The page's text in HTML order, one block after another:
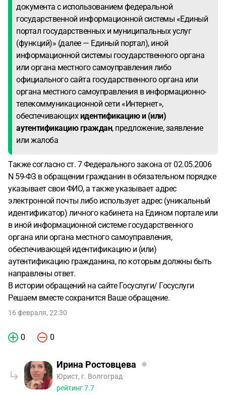
документа с использованием федеральной
государственной информационной системы «Единый
портал государственных и муниципальных услуг
(функций)» (далее — Единый портал), иной
информационной системы государственного органа
или органа местного самоуправления либо
официального сайта государственного органа или
органа местного самоуправления в информационно-
телекоммуникационной сети «Интернет»,
обеспечивающихидентификацию и (или)
аутентификацию граждан, предложение, заявление
или жалоба
Также согласно ст. 7 Федерального закона от 02.05.2006
N 59-ФЗ в обращении гражданин в обязательном порядке
указывает свои ФИО, а также указывает адрес
электронной почты либо использует адрес (уникальный
идентификатор) личного кабинета на Едином портале или
в иной информационной системе государственного
органа или органа местного самоуправления,
обеспечивающей идентификацию и (или)
аутентификацию гражданина, по которым должны быть
направлены ответ.
В истории обращений на сайте Госуслуги/ Госуслуги
Решаем вместе сохранится Ваше обращение.
16 февраля, 22:30
0 0
Ирина Ростовцева
Юрист, г. Волгоград
рейтинг7.7